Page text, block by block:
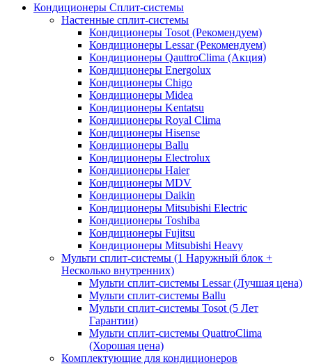
Кондиционеры Сплит-системы
Настенные сплит-системы
Кондиционеры Tosot (Рекомендуем)
Кондиционеры Lessar (Рекомендуем)
Кондиционеры QauttroClima (Акция)
Кондиционеры Energolux
Кондиционеры Chigo
Кондиционеры Midea
Кондиционеры Kentatsu
Кондиционеры Royal Clima
Кондиционеры Hisense
Кондиционеры Ballu
Кондиционеры Electrolux
Кондиционеры Haier
Кондиционеры MDV
Кондиционеры Daikin
Кондиционеры Mitsubishi Electric
Кондиционеры Toshiba
Кондиционеры Fujitsu
Кондиционеры Mitsubishi Heavy
Мульти сплит-системы (1 Наружный блок +
Несколько внутренних)
Мульти сплит-системы Lessar (Лучшая цена)
Мульти сплит-системы Ballu
Мульти сплит-системы Tosot (5 Лет
Гарантии)
Мульти сплит-системы QuattroClima
(Хорошая цена)
Комплектующие для кондиционеров